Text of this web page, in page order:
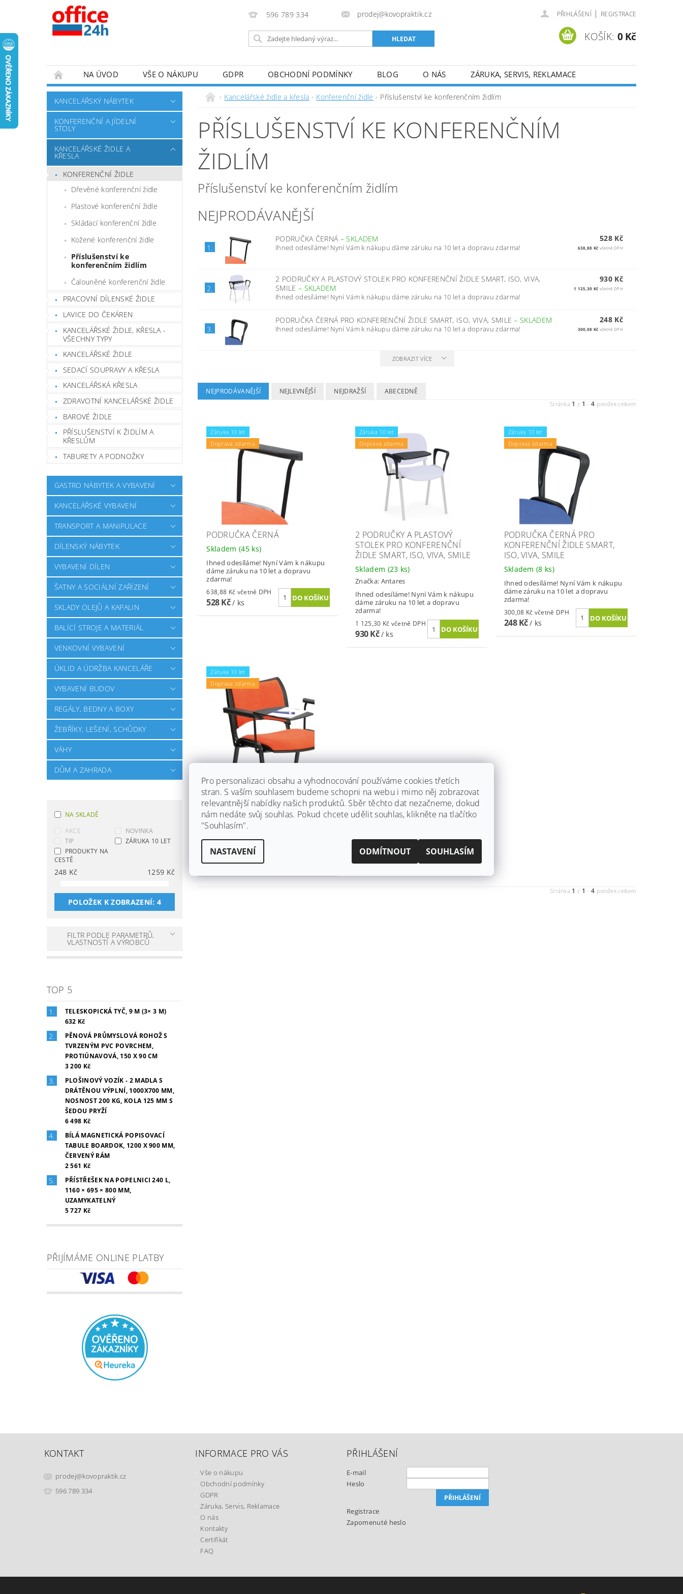
596 789 334 prodej@kovopraktik.cz PŘIHLÁŠENÍ | REGISTRACE
KOŠÍK: 0 Kč
NA ÚVOD VŠE O NÁKUPU GDPR OBCHODNÍ PODMÍNKY BLOG O NÁS ZÁRUKA, SERVIS, REKLAMACE
KANCELÁŘSKÝ NÁBYTEK
KONFERENČNÍ A JÍDELNÍ
STOLY
KANCELÁŘSKÉ ŽIDLE A
KŘESLA
KONFERENČNÍ ŽIDLE
Dřevěné konferenční židle
Plastové konferenční židle
Skládací konferenční židle
Kožené konferenční židle
Příslušenství ke
konferenčním židlím
Čalouněné konferenční židle
PRACOVNÍ DÍLENSKÉ ŽIDLE
LAVICE DO ČEKÁREN
KANCELÁŘSKÉ ŽIDLE, KŘESLA -
VŠECHNY TYPY
KANCELÁŘSKÉ ŽIDLE
SEDACÍ SOUPRAVY A KŘESLA
KANCELÁŘSKÁ KŘESLA
ZDRAVOTNÍ KANCELÁŘSKÉ ŽIDLE
BAROVÉ ŽIDLE
PŘÍSLUŠENSTVÍ K ŽIDLÍM A
KŘESLŮM
TABURETY A PODNOŽKY
GASTRO NÁBYTEK A VYBAVENÍ
KANCELÁŘSKÉ VYBAVENÍ
TRANSPORT A MANIPULACE
DÍLENSKÝ NÁBYTEK
VYBAVENÍ DÍLEN
ŠATNY A SOCIÁLNÍ ZAŘÍZENÍ
SKLADY OLEJŮ A KAPALIN
BALÍCÍ STROJE A MATERIÁL
VENKOVNÍ VYBAVENÍ
ÚKLID A ÚDRŽBA KANCELÁŘE
VYBAVENÍ BUDOV
REGÁLY, BEDNY A BOXY
ŽEBŘÍKY, LEŠENÍ, SCHŮDKY
VÁHY
DŮM A ZAHRADA
NA SKLADĚ
AKCE
NOVINKA
TIP
ZÁRUKA 10 LET
PRODUKTY NA
CESTĚ
248 Kč 1259 Kč
POLOŽEK K ZOBRAZENÍ: 4
FILTR PODLE PARAMETRŮ,
VLASTNOSTÍ A VÝROBCŮ
TOP 5
TELESKOPICKÁ TYČ, 9 M (3× 3 M)
632 Kč
PĚNOVÁ PRŮMYSLOVÁ ROHOŽ S
TVRZENÝM PVC POVRCHEM,
PROTIÚNAVOVÁ, 150 X 90 CM
3 200 Kč
PLOŠINOVÝ VOZÍK - 2 MADLA S
DRÁTĚNOU VÝPLNÍ, 1000X700 MM,
NOSNOST 200 KG, KOLA 125 MM S
ŠEDOU PRYŽÍ
6 498 Kč
BÍLÁ MAGNETICKÁ POPISOVACÍ
TABULE BOARDOK, 1200 X 900 MM,
ČERVENÝ RÁM
2 561 Kč
PŘÍSTŘEŠEK NA POPELNICI 240 L,
1160 × 695 × 800 MM,
UZAMYKATELNÝ
5 727 Kč
PŘIJÍMÁME ONLINE PLATBY
Kancelářské židle a křesla Konferenční židle Příslušenství ke konferenčním židlím
PŘÍSLUŠENSTVÍ KE KONFERENČNÍM
ŽIDLÍM
Příslušenství ke konferenčním židlím
NEJPRODÁVANĚJŠÍ
1.
PODRUČKA ČERNÁ –SKLADEM
Ihned odesíláme! Nyní Vám k nákupu dáme záruku na 10 let a dopravu zdarma!
528 Kč
638,88 Kč včetně DPH
2.
2 PODRUČKY A PLASTOVÝ STOLEK PRO KONFERENČNÍ ŽIDLE SMART, ISO, VIVA,
SMILE – SKLADEM
Ihned odesíláme! Nyní Vám k nákupu dáme záruku na 10 let a dopravu zdarma!
930 Kč
1 125,30 Kč včetně DPH
3.
PODRUČKA ČERNÁ PRO KONFERENČNÍ ŽIDLE SMART, ISO, VIVA, SMILE–SKLADEM
Ihned odesíláme! Nyní Vám k nákupu dáme záruku na 10 let a dopravu zdarma!
248 Kč
300,08 Kč včetně DPH
ZOBRAZIT VÍCE
NEJPRODÁVANĚJŠÍ NEJLEVNĚJŠÍ NEJDRAŽŠÍ ABECEDNĚ
Stránka 1 z 1 -4 položek celkem
Záruka 10 let
Doprava zdarma
PODRUČKA ČERNÁ
Skladem (45 ks)
Ihned odesíláme! Nyní Vám k nákupu
dáme záruku na 10 let a dopravu
zdarma!
638,88 Kč včetně DPH
528 Kč/ ks
Záruka 10 let
Doprava zdarma
2 PODRUČKY A PLASTOVÝ
STOLEK PRO KONFERENČNÍ
ŽIDLE SMART, ISO, VIVA, SMILE
Skladem (23 ks)
Značka: Antares
Ihned odesíláme! Nyní Vám k nákupu
dáme záruku na 10 let a dopravu
zdarma!
1 125,30 Kč včetně DPH
930 Kč/ ks
Záruka 10 let
Doprava zdarma
PODRUČKA ČERNÁ PRO
KONFERENČNÍ ŽIDLE SMART,
ISO, VIVA, SMILE
Skladem(8 ks)
Ihned odesíláme! Nyní Vám k nákupu
dáme záruku na 10 let a dopravu
zdarma!
300,08 Kč včetně DPH
248 Kč/ ks
Záruka 10 let
Doprava zdarma
SKLOPNÝ PLASTOVÝ STOLEK
PRO KONFERENČNÍ ŽIDLE
SMART, ISO, VIVA, SMILE
Skladem(37 ks)
Ihned odesíláme! Nyní Vám k nákupu
dáme záruku na 10 let a dopravu
zdarma!
1 523,39 Kč včetně DPH
1 259 Kč/ ks
Stránka 1 z 1 -4 položek celkem
KONTAKT
prodej@kovopraktik.cz
596 789 334
INFORMACE PRO VÁS
Vše o nákupu
Obchodní podmínky
GDPR
Záruka, Servis, Reklamace
O nás
Kontakty
Certifikát
FAQ
PŘIHLÁŠENÍ
E-mail
Heslo
Registrace
Zapomenuté heslo
Pro personalizaci obsahu a vyhodnocování používáme cookies třetích
stran. S vaším souhlasem budeme schopni na webu i mimo něj zobrazovat
relevantnější nabídky našich produktů. Sběr těchto dat nezačneme, dokud
nám nedáte svůj souhlas. Pokud chcete udělit souhlas, klikněte na tlačítko
"Souhlasím".
NASTAVENÍ ODMÍTNOUT SOUHLASÍM